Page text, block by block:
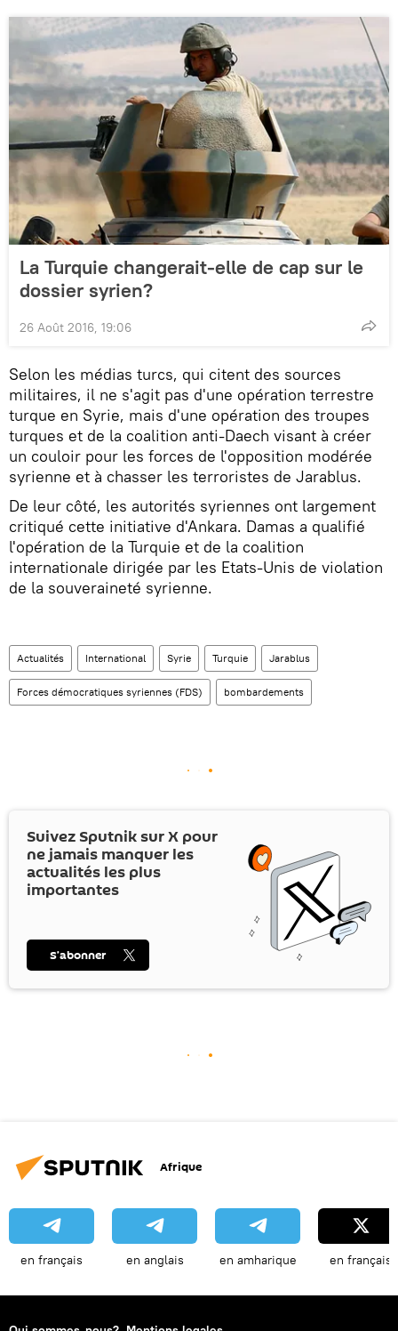
La Turquie changerait-elle de cap sur le
dossier syrien?
26 Août 2016, 19:06
Selon les médias turcs, qui citent des sources
militaires, il ne s'agit pas d'une opération terrestre
turque en Syrie, mais d'une opération des troupes
turques et de la coalition anti-Daech visant à créer
un couloir pour les forces de l'opposition modérée
syrienne et à chasser les terroristes de Jarablus.
De leur côté, les autorités syriennes ont largement
critiqué cette initiative d'Ankara. Damas a qualifié
l'opération de la Turquie et de la coalition
internationale dirigée par les Etats-Unis de violation
de la souveraineté syrienne.
Actualités International Syrie Turquie Jarablus
Forces démocratiques syriennes (FDS) bombardements
Suivez Sputnik surX pour
ne jamais manquer les
actualités les plus
importantes
S’abonner
Afrique
en français en anglais en amharique en français